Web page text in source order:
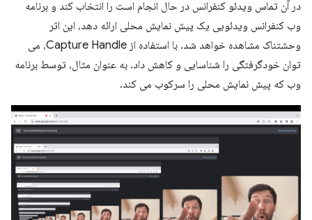
در آن تماس ویدئو کنفرانس در حال انجام است را انتخاب کند و برنامه
وب کنفرانس ویدئویی یک پیش نمایش محلی ارائه دهد، این اثر
وحشتناک مشاهده خواهد شد. با استفاده از Capture Handle، می
توان خودگرفتگی را شناسایی و کاهش داد. به عنوان مثال، توسط برنامه
وب که پیش نمایش محلی را سرکوب می کند.